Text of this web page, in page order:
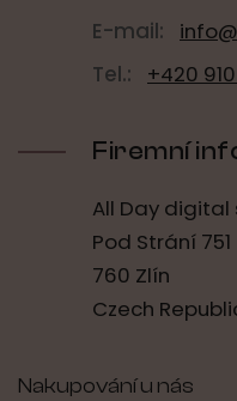
E-mail:
Tel.:
+420
Firemní
All Day digital
Pod Strání 751
760 Zlín
Czech
Nakupování u nás